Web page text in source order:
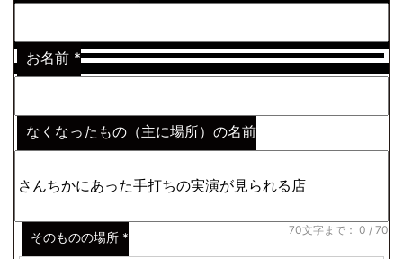
お名前 *
なくなったもの（主に場所）の名前
70文字まで： 0 / 70
そのものの場所 *